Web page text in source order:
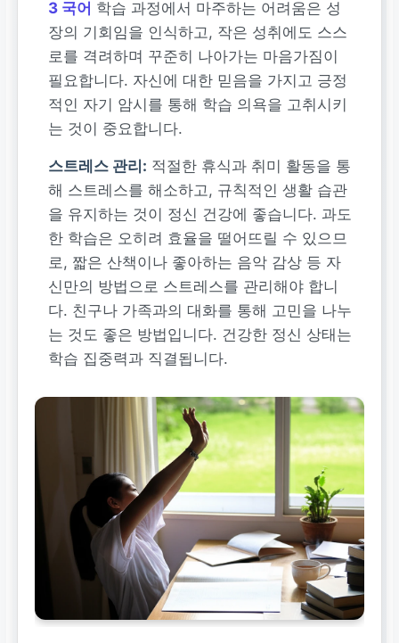
3 국어 학습 과정에서 마주하는 어려움은 성
장의 기회임을 인식하고, 작은 성취에도 스스
로를 격려하며 꾸준히 나아가는 마음가짐이
필요합니다. 자신에 대한 믿음을 가지고 긍정
적인 자기 암시를 통해 학습 의욕을 고취시키
는 것이 중요합니다.
스트레스 관리: 적절한 휴식과 취미 활동을 통
해 스트레스를 해소하고, 규칙적인 생활 습관
을 유지하는 것이 정신 건강에 좋습니다. 과도
한 학습은 오히려 효율을 떨어뜨릴 수 있으므
로, 짧은 산책이나 좋아하는 음악 감상 등 자
신만의 방법으로 스트레스를 관리해야 합니
다. 친구나 가족과의 대화를 통해 고민을 나누
는 것도 좋은 방법입니다. 건강한 정신 상태는
학습 집중력과 직결됩니다.